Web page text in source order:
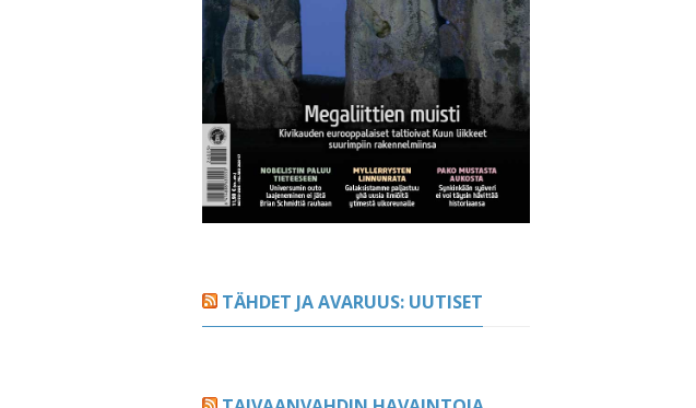
TÄHDET JA AVARUUS: UUTISET